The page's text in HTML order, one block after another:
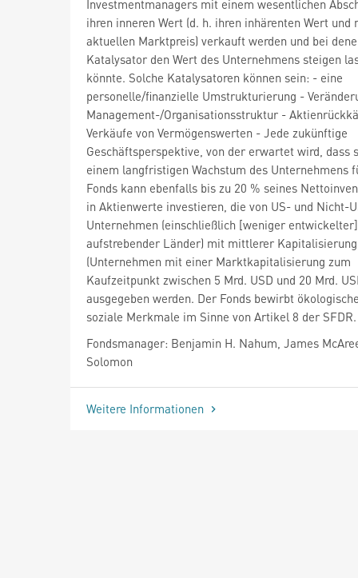
Investmentmanagers mit einem wesentlichen
ihren inneren Wert (d. h. ihren inhärenten Wert und
aktuellen Marktpreis) verkauft werden und bei
Katalysator den Wert des Unternehmens steigen
könnte. Solche Katalysatoren können sein: - eine
personelle/finanzielle Umstrukturierung -
Management-/Organisationsstruktur -
Verkäufe von Vermögenswerten - Jede zukünftige
Geschäftsperspektive, von der erwartet wird, dass
einem langfristigen Wachstum des Unternehmens
Fonds kann ebenfalls bis zu 20 % seines
in Aktienwerte investieren, die von US- und Nicht-
Unternehmen (einschließlich [weniger entwickelter]
aufstrebender Länder) mit mittlerer Kapitalisierung
(Unternehmen mit einer Marktkapitalisierung zum
Kaufzeitpunkt zwischen 5 Mrd. USD und 20 Mrd.
ausgegeben werden. Der Fonds bewirbt
soziale Merkmale im Sinne von Artikel 8 der SFDR.
Fondsmanager: Benjamin H. Nahum, James
Solomon
Weitere Informationen